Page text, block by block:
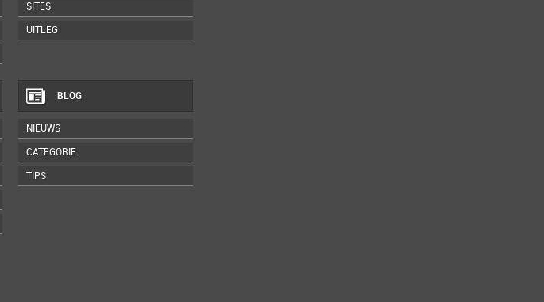
SITES
UITLEG
BLOG
NIEUWS
CATEGORIE
TIPS